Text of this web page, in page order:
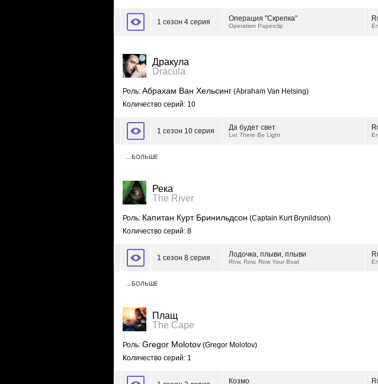
1 сезон 4 серия Операция "Скрепка"
Operation Paperclip
Дракула
Dracula
Роль: Абрахам Ван Хельсинг (Abraham Van Helsing)
Количество серий: 10
1 сезон 10 серия Да будет свет
Let There Be Light
…БОЛЬШЕ
Река
The River
Роль: Капитан Курт Бринильдсон (Captain Kurt Brynildson)
Количество серий: 8
1 сезон 8 серия Лодочка, плыви, плыви
Row, Row, Row Your Boat
…БОЛЬШЕ
Плащ
The Cape
Роль: Gregor Molotov (Gregor Molotov)
Количество серий: 1
Козмо